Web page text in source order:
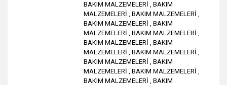
BAKIM MALZEMELERİ ,BAKIM
MALZEMELERİ ,BAKIM MALZEMELERİ ,
BAKIM MALZEMELERİ ,BAKIM
MALZEMELERİ ,BAKIM MALZEMELERİ ,
BAKIM MALZEMELERİ ,BAKIM
MALZEMELERİ ,BAKIM MALZEMELERİ ,
BAKIM MALZEMELERİ ,BAKIM
MALZEMELERİ ,BAKIM MALZEMELERİ ,
BAKIM MALZEMELERİ ,BAKIM